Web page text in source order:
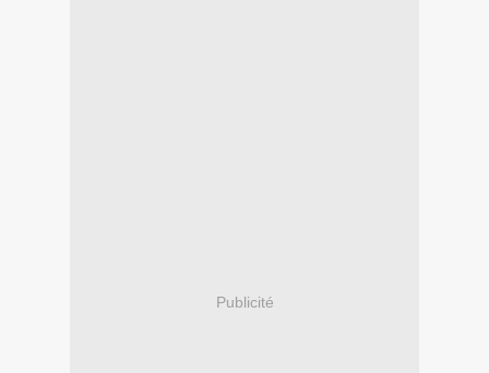
Publicité